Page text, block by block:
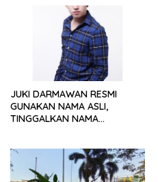
JUKI DARMAWAN RESMI
GUNAKAN NAMA ASLI,
TINGGALKAN NAMA
JAKARTA